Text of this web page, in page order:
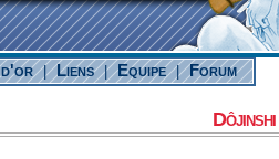
d'or | Liens | Equipe | Forum
Dôjinshi